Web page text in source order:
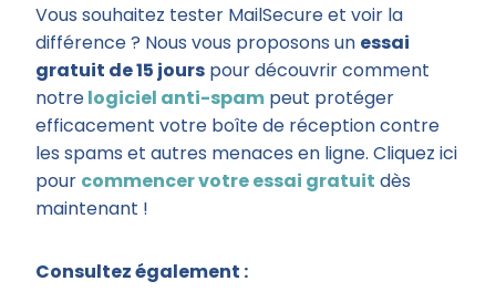
Vous souhaitez tester MailSecure et voir la
différence ? Nous vous proposons un essai
gratuit de 15 jours pour découvrir comment
notrelogiciel anti-spam peut protéger
efficacement votre boîte de réception contre
les spams et autres menaces en ligne. Cliquez ici
pour commencer votre essai gratuit dès
maintenant !
Consultez également :